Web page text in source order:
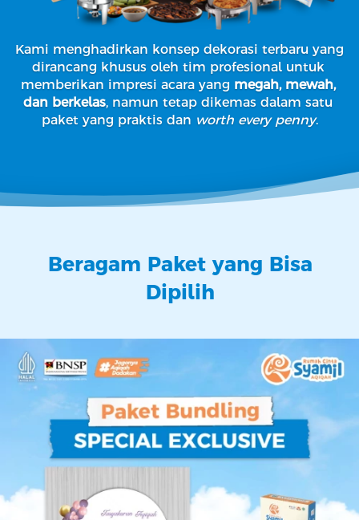
Kami menghadirkan konsep dekorasi terbaru yang
dirancang khusus oleh tim profesional untuk
memberikan impresi acara yang megah, mewah,
dan berkelas, namun tetap dikemas dalam satu
paket yang praktis dan worth every penny.
Beragam Paket yang Bisa
Dipilih